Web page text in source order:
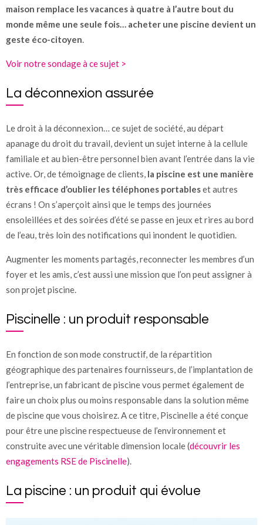
maison remplace les vacances à quatre à l’autre bout du
monde même une seule fois… acheter une piscine devient un
geste éco-citoyen.
Voir notre sondage à ce sujet >
La déconnexion assurée
Le droit à la déconnexion… ce sujet de société, au départ
apanage du droit du travail, devient un sujet interne à la cellule
familiale et au bien-être personnel bien avant l’entrée dans la vie
active. Or, de témoignage de clients, la piscine est une manière
très efficace d’oublier les téléphones portableset autres
écrans ! On s’aperçoit ainsi que le temps des journées
ensoleillées et des soirées d’été se passe en jeux et rires au bord
de l’eau, très loin des notifications qui inondent le quotidien.
Augmenter les moments partagés, reconnecter les membres d’un
foyer et les amis, c’est aussi une mission que l’on peut assigner à
son projet piscine.
Piscinelle : un produit responsable
En fonction de son mode constructif, de la répartition
géographique des partenaires fournisseurs, de l’implantation de
l’entreprise, un fabricant de piscine vous permet également de
faire un choix plus ou moins responsable dans la solution même
de piscine que vous choisirez. A ce titre, Piscinelle a été conçue
pour être une piscine respectueuse de l’environnement et
construite avec une véritable dimension locale (découvrir les
engagements RSE de Piscinelle).
La piscine : un produit qui évolue